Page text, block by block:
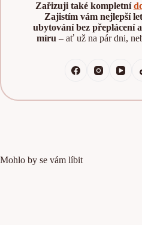
Zařizuji také kompletní
Zajistím vám nejlepší
ubytování bez přeplácení
míru – ať už na pár dni,
Mohlo by se vám líbit